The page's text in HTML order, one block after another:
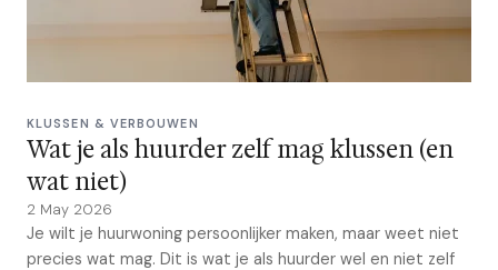
KLUSSEN & VERBOUWEN
Wat je als huurder zelf mag klussen (en
wat niet)
2 May 2026
Je wilt je huurwoning persoonlijker maken, maar weet niet
precies wat mag. Dit is wat je als huurder wel en niet zelf